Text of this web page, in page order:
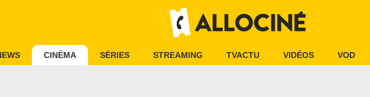
CINÉMA SÉRIES STREAMING TVACTU VIDÉOS VOD